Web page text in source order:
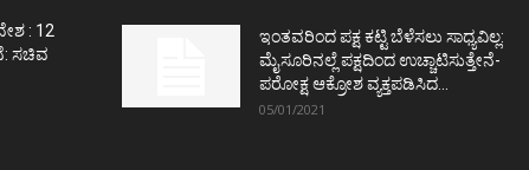
: 12
ಸಚಿವ
ಇಂತವರಿಂದ ಪಕ್ಷ ಕಟ್ಟಿ ಬೆಳೆಸಲು ಸಾಧ್ಯವಿಲ್ಲ:
ಮೈಸೂರಿನಲ್ಲೆ ಪಕ್ಷದಿಂದ ಉಚ್ಚಾಟಿಸುತ್ತೇನೆ-
ಪರೋಕ್ಷ ಆಕ್ರೋಶ ವ್ಯಕ್ತಪಡಿಸಿದ...
05/01/2021